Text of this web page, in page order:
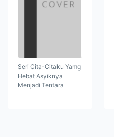
Seri Cita-Citaku Yamg
Hebat Asyiknya
Menjadi Tentara